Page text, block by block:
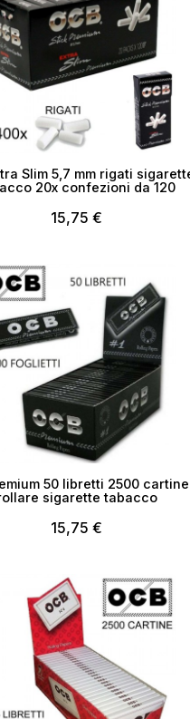
Slim 5,7 mm rigati
20x confezioni da 120
15,75 €
50 libretti 2500
sigarette tabacco
15,75 €
Annulla Crea